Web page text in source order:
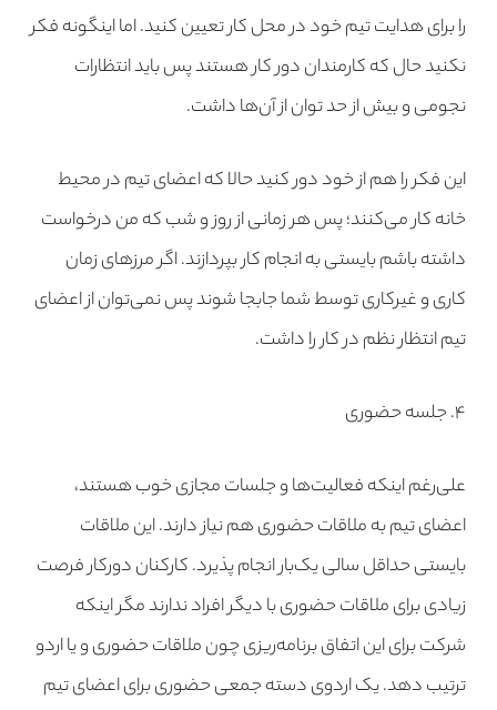
را برای هدایت تیم خود در محل کار تعیین کنید. اما اینگونه فکر
نکنید حال که کارمندان دور کار هستند پس باید انتظارات
نجومی و بیش از حد توان از آن‌ها داشت.
این فکر را هم از خود دور کنید حالا که اعضای تیم در محیط
خانه کار می‌کنند؛ پس هر زمانی از روز و شب که من درخواست
داشته‌ باشم بایستی به انجام کار بپردازند. اگر مرزهای زمان
کاری و غیرکاری توسط شما جابجا شوند پس نمی‌توان از اعضای
تیم انتظار نظم در کار را داشت.
۴. جلسه حضوری
علی‌رغم اینکه فعالیت‌ها و جلسات مجازی خوب هستند،
اعضای تیم به ملاقات حضوری هم نیاز دارند. این ملاقات
بایستی حداقل سالی یک‌بار انجام پذیرد. کارکنان دورکار فرصت
زیادی برای ملاقات حضوری با دیگر افراد ندارند مگر اینکه
شرکت برای این اتفاق برنامه‌ریزی چون ملاقات حضوری و یا اردو
ترتیب دهد. یک اردوی دسته جمعی حضوری برای اعضای تیم